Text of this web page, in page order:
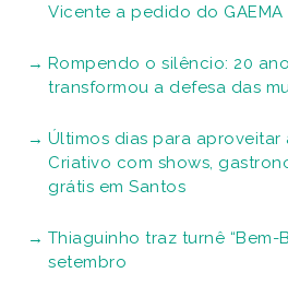
Vicente a pedido do GAEMA
Rompendo o silêncio: 20
transformou a defesa das
Últimos dias para aproveitar
Criativo com shows,
grátis em Santos
Thiaguinho traz turnê “Bem-
setembro